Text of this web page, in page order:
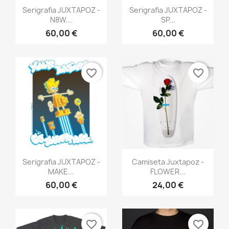
Vista rápida
Serigrafia JUXTAPOZ -
N8W...
60,00 €
Vista rápida
Serigrafia JUXTAPOZ -
SP...
60,00 €
Vista rápida
Serigrafia JUXTAPOZ -
MAKE...
60,00 €
favorite_border
Vista rápida
Camiseta Juxtapoz -
FLOWER...
24,00 €
favorite_border
favorite_border favorite_border
Cancelar Crear lista de deseos